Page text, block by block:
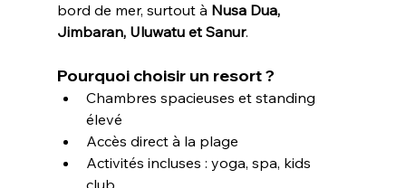
bord de mer, surtout à Nusa Dua,
Jimbaran, Uluwatu et Sanur.
Pourquoi choisir un resort ?
Chambres spacieuses et standing
élevé
Accès direct à la plage
Activités incluses : yoga, spa, kids